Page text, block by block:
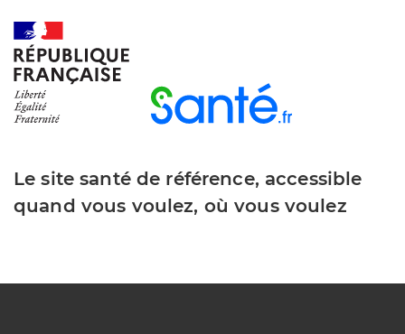
Le site santé de référence, accessible
quand vous voulez, où vous voulez